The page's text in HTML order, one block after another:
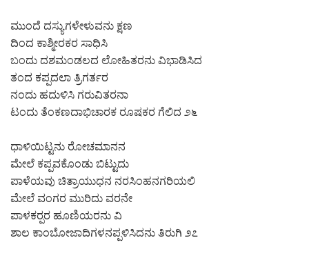
ಮುಂದೆ ದಸ್ಯುಗಳೇಳುವನು ಕ್ಷಣ
ದಿಂದ ಕಾಶ್ಮೀರಕರ ಸಾಧಿಸಿ
ಬಂದು ದಶಮಂಡಲದ ಲೋಹಿತರನು ವಿಭಾಡಿಸಿದ
ತಂದ ಕಪ್ಪದಲಾ ತ್ರಿಗರ್ತರ
ನಂದು ಹದುಳಿಸಿ ಗರುವಿತರನಾ
ಟಂದು ತೆಂಕಣದಾಭಿಚಾರಕ ರೂಷಕರ ಗೆಲಿದ ೨೬
ಧಾಳಿಯಿಟ್ಟನು ರೋಚಮಾನನ
ಮೇಲೆ ಕಪ್ಪವಕೊಂಡು ಬಿಟ್ಟುದು
ಪಾಳೆಯವು ಚಿತ್ರಾಯುಧನ ನರಸಿಂಹನಗರಿಯಲಿ
ಮೇಲೆ ವಂಗರ ಮುರಿದು ವರನೇ
ಪಾಳಕರ‍್ಪರ ಹೂಣಿಯರನು ವಿ
ಶಾಲ ಕಾಂಬೋಜಾದಿಗಳನಪ್ಪಳಿಸಿದನು ತಿರುಗಿ ೨೭